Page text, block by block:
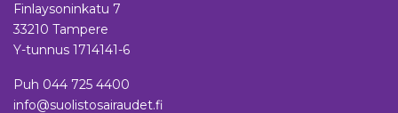
Finlaysoninkatu 7
33210 Tampere
Y-tunnus 1714141-6
Puh 044 725 4400
info@suolistosairaudet.fi